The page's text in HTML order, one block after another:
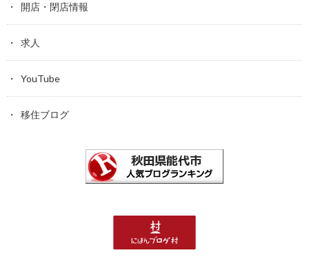
開店・閉店情報
求人
YouTube
移住ブログ